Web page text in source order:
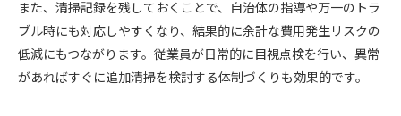
また、清掃記録を残しておくことで、自治体の指導や万一のトラ
ブル時にも対応しやすくなり、結果的に余計な費用発生リスクの
低減にもつながります。従業員が日常的に目視点検を行い、異常
があればすぐに追加清掃を検討する体制づくりも効果的です。